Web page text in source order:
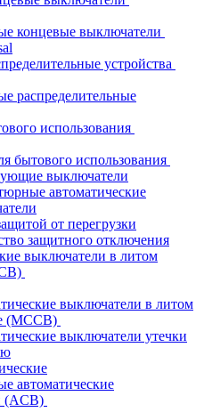
концевые выключатели
устройства
распределительные
использования
бытового использования
выключатели
автоматические
от перегрузки
защитного отключения
выключатели в литом
выключатели в литом
(MCCB)
выключатели утечки
автоматические
(ACB)